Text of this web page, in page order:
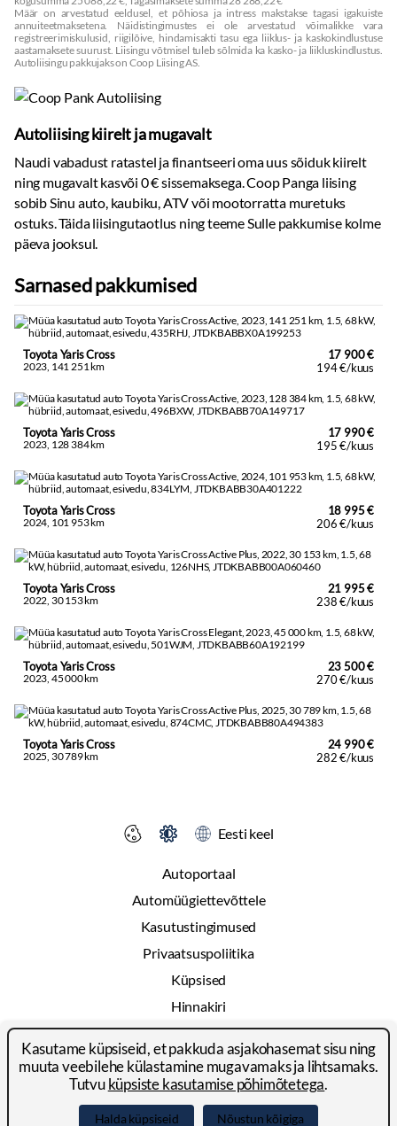
Määr on arvestatud eeldusel, et põhiosa ja intress makstakse tagasi igakuiste
annuiteetmaksetena. Näidistingimustes ei ole arvestatud võimalikke vara
registreerimiskulusid, riigilõive, hindamisakti tasu ega liiklus- ja kaskokindlustuse
aastamaksete suurust. Liisingu võtmisel tuleb sõlmida ka kasko- ja liikluskindlustus.
Autoliisingu pakkujaks on Coop Liising AS.
Autoliising kiirelt ja mugavalt
Naudi vabadust ratastel ja finantseeri oma uus sõiduk kiirelt
ning mugavalt kasvõi 0 € sissemaksega. Coop Panga liising
sobib Sinu auto, kaubiku, ATV või mootorratta muretuks
ostuks. Täida liisingutaotlus ning teeme Sulle pakkumise kolme
päeva jooksul.
Sarnased pakkumised
Toyota Yaris Cross
2023, 141 251 km
17 900 €
194 €/kuus
Toyota Yaris Cross
2023, 128 384 km
17 990 €
195 €/kuus
Toyota Yaris Cross
2024, 101 953 km
18 995 €
206 €/kuus
Toyota Yaris Cross
2022, 30 153 km
21 995 €
238 €/kuus
Toyota Yaris Cross
2023, 45 000 km
23 500 €
270 €/kuus
Toyota Yaris Cross
2025, 30 789 km
24 990 €
282 €/kuus
Autoportaal
Automüügiettevõttele
Kasutustingimused
Privaatsuspoliitika
Küpsised
Hinnakiri
Reklaam
Kontakt
Eesti keel
Kasutame küpsiseid, et pakkuda asjakohasemat sisu ning
muuta veebilehe külastamine mugavamaks ja lihtsamaks.
Tutvuküpsiste kasutamise põhimõtetega.
Halda küpsiseid Nõustun kõigiga